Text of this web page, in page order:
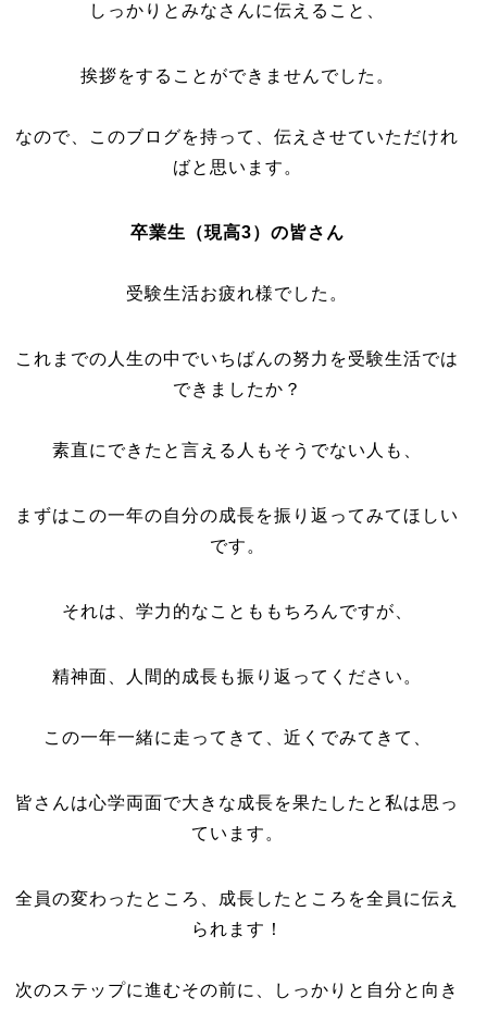
しっかりとみなさんに伝えること、
挨拶をすることができませんでした。
なので、このブログを持って、伝えさせていただけれ
ばと思います。
卒業生（現高3）の皆さん
受験生活お疲れ様でした。
これまでの人生の中でいちばんの努力を受験生活では
できましたか？
素直にできたと言える人もそうでない人も、
まずはこの一年の自分の成長を振り返ってみてほしい
です。
それは、学力的なことももちろんですが、
精神面、人間的成長も振り返ってください。
この一年一緒に走ってきて、近くでみてきて、
皆さんは心学両面で大きな成長を果たしたと私は思っ
ています。
全員の変わったところ、成長したところを全員に伝え
られます！
次のステップに進むその前に、しっかりと自分と向き